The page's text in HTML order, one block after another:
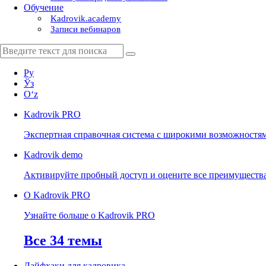
Обучение
Kadrovik.academy
Записи вебинаров
Ру
Ўз
Oʻz
Kadrovik PRO
Экспертная справочная система с широкими
Kadrovik demo
Активируйте пробный доступ и оцените все
О Kadrovik PRO
Узнайте больше о Kadrovik PRO
Все 34 темы